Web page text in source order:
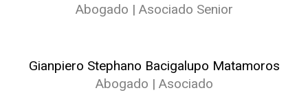
Abogado | Asociado Senior
Gianpiero Stephano Bacigalupo Matamoros
Abogado | Asociado